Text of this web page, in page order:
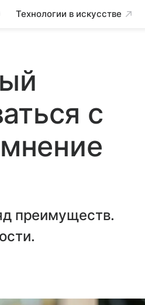
Технологии в искусстве
с
преимуществ.